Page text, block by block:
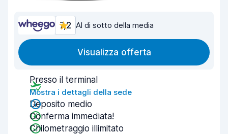
7,2 Al di sotto della media
Visualizza offerta
Presso il terminal
Mostra i dettagli della sede
Deposito medio
Conferma immediata!
Chilometraggio illimitato